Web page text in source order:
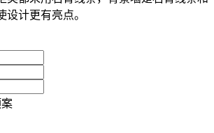
设计更有亮点。